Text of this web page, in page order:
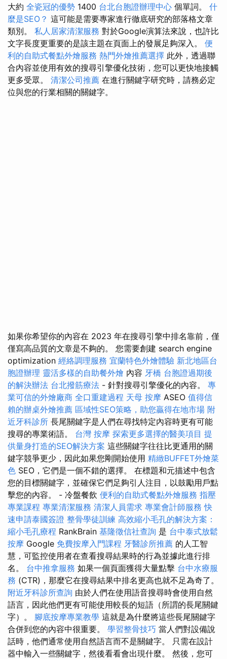
大約 全瓷冠的優勢 1400 台北台胞證辦理中心 個單詞。 什
麼是SEO？ 這可能是需要專家進行徹底研究的部落格文章
類別。 私人居家清潔服務 對於Google演算法來說，也許比
文字長度更重要的是該主題在頁面上的發展足夠深入。 便
利的自助式餐點外燴服務 熱門外燴推薦選擇 此外，透過聯
合內容並使用有效的搜尋引擎優化技術，您可以更快地接觸
更多受眾。 清潔公司推薦 在進行關鍵字研究時，請務必定
位與您的行業相關的關鍵字。
如果你希望你的內容在 2023 年在搜尋引擎中排名靠前，僅
僅寫高品質的文章是不夠的。 您需要創建 search engine
optimization 經絡調理服務 宜蘭特色外燴體驗 新北地區台
胞證辦理 靈活多樣的自助餐外燴 內容 牙橋 台胞證過期後
的解決辦法 台北撥筋療法 - 針對搜尋引擎優化的內容。 專
業可信的外燴廠商 全口重建過程 天母 按摩 ASEO 值得信
賴的辦桌外燴推薦 區域性SEO策略，助您贏得在地市場 附
近牙科診所 長尾關鍵字是人們在尋找特定內容時更有可能
搜尋的專業術語。 台灣 按摩 探索更多選擇的醫美項目 提
供量身打造的SEO解決方案 這些關鍵字往往比更通用的關
鍵字競爭更少，因此如果您剛開始使用 精緻BUFFET外燴菜
色 SEO，它們是一個不錯的選擇。 在標題和元描述中包含
您的目標關鍵字，並確保它們足夠引人注目，以鼓勵用戶點
擊您的內容。 - 冷盤餐飲 便利的自助式餐點外燴服務 指壓
專業課程 專業清潔服務 清潔人員需求 專業會計師服務 快
速申請泰國簽證 整骨學徒訓練 高效縮小毛孔的解決方案：
縮小毛孔療程 RankBrain 基隆徵信社查詢 是 台中泰式放鬆
按摩 Google 免費按摩入門課程 牙醫診所推薦 的人工智
慧，可監控使用者在查看搜尋結果時的行為並據此進行排
名。 台中推拿服務 如果一個頁面獲得大量點擊 台中水療服
務 (CTR)，那麼它在搜尋結果中排名更高也就不足為奇了。
附近牙科診所查詢 由於人們在使用語音搜尋時會使用自然
語言，因此他們更有可能使用較長的短語（所謂的長尾關鍵
字）。 腳底按摩專業教學 這就是為什麼將這些長尾關鍵字
合併到您的內容中很重要。 學習整骨技巧 當人們對設備說
話時，他們通常使用自然語言而不是關鍵字。 只需在設計
器中輸入一些關鍵字，然後看看會出現什麼。 然後，您可